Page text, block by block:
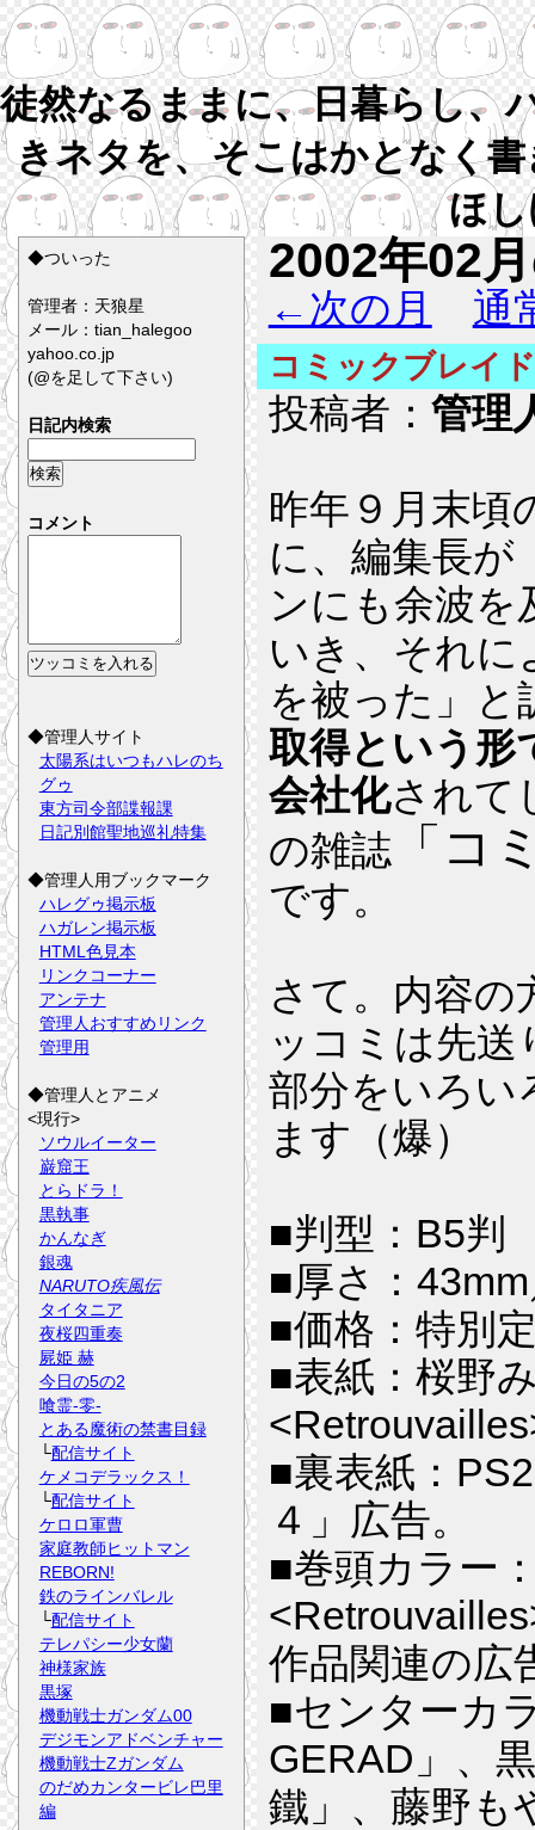
徒然なるままに、日暮らし、
きネタを、そこはかとなく
ほ
2002年02
←次の月 通
コミックブレイド
投稿者： 管理
昨年９月末頃
に、編集長が
ンにも余波を
いき、それに
を被った」と
取得という形
会社化されて
の雑誌
「コ
です。
さて。内容の
ッコミは先送
部分をいろい
ます（爆）
■判型：B5判
■厚さ：
■価格：特別
■表紙：桜野
■裏表紙：
４」広告。
■巻頭カラー
作品関連の広
■センターカ
GERAD」、
鐵」、藤野も
◆ついった
管理者：天狼星
メール：tian_halegoo
yahoo.co.jp
(@を足して下さい)
日記内検索
コメント
◆管理人サイト
太陽系はいつもハレのち
グゥ
東方司令部諜報課
日記別館聖地巡礼特集
◆管理人用ブックマーク
ハレグゥ掲示板
ハガレン掲示板
HTML色見本
リンクコーナー
アンテナ
管理人おすすめリンク
管理用
◆管理人とアニメ
<現行>
ソウルイーター
巌窟王
とらドラ！
黒執事
かんなぎ
銀魂
NARUTO疾風伝
タイタニア
夜桜四重奏
屍姫 赫
今日の5の2
喰霊-零-
とある魔術の禁書目録
└配信サイト
ケメコデラックス！
└配信サイト
ケロロ軍曹
家庭教師ヒットマン
REBORN!
鉄のラインバレル
└配信サイト
テレパシー少女蘭
神様家族
黒塚
機動戦士ガンダム00
デジモンアドベンチャー
機動戦士Zガンダム
のだめカンタービレ巴里
編